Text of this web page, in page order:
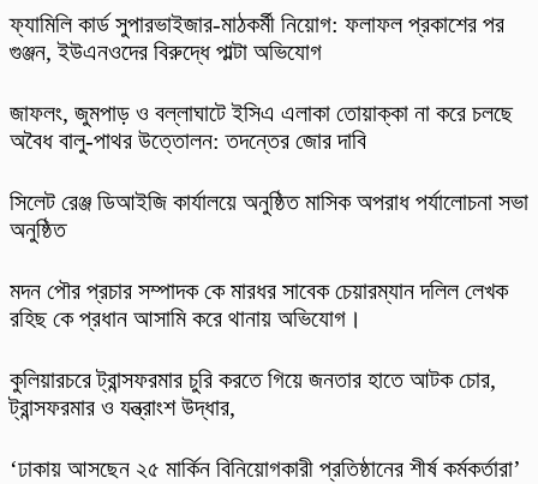
ফ্যামিলি কার্ড সুপারভাইজার-মাঠকর্মী নিয়োগ: ফলাফল প্রকাশের পর
গুঞ্জন, ইউএনওদের বিরুদ্ধে পাল্টা অভিযোগ
​জাফলং, জুমপাড় ও বল্লাঘাটে ইসিএ এলাকা তোয়াক্কা না করে চলছে
অবৈধ বালু-পাথর উত্তোলন: তদন্তের জোর দাবি
‎সিলেট রেঞ্জ ডিআইজি কার্যালয়ে অনুষ্ঠিত মাসিক অপরাধ পর্যালোচনা সভা
অনুষ্ঠিত
মদন পৌর প্রচার সম্পাদক কে মারধর সাবেক চেয়ারম্যান দলিল লেখক
রহিছ কে প্রধান আসামি করে থানায় অভিযোগ।
কুলিয়ারচরে ট্রান্সফরমার চুরি করতে গিয়ে জনতার হাতে আটক চোর,
ট্রান্সফরমার ও যন্ত্রাংশ উদ্ধার,
‘ঢাকায় আসছেন ২৫ মার্কিন বিনিয়োগকারী প্রতিষ্ঠানের শীর্ষ কর্মকর্তারা’